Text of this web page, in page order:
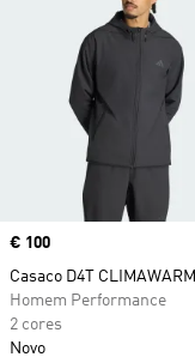
Price
€ 100
Casaco D4T CLIMAWARM
Homem Performance
2 cores
Novo